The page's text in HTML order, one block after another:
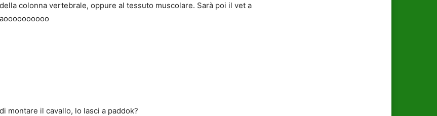
colonna vertebrale, oppure al tessuto muscolare. Sarà poi il vet a
montare il cavallo, lo lasci a paddok?